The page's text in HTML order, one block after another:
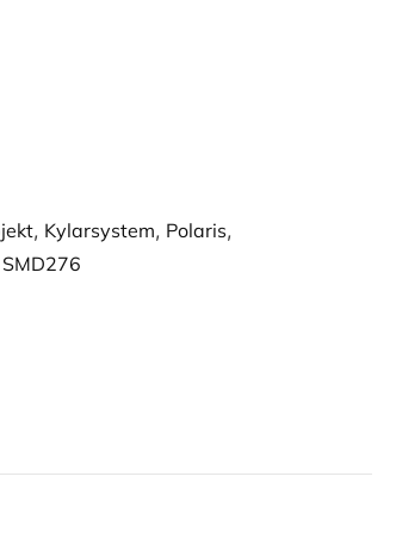
, Kylarsystem, Polaris,